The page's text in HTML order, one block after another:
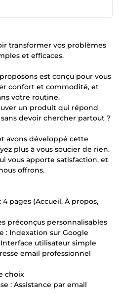
transformer vos problèmes
et efficaces.
est conçu pour vous
confort et commodité, et
votre routine.
un produit qui répond
devoir chercher partout ?
avons développé cette
plus à vous soucier de rien.
vous apporte satisfaction, et
offrons.
4 pages (Accueil, À propos,
préconçus personnalisables
: Indexation sur Google
utilisateur simple
email professionnel
choix
: Assistance par email